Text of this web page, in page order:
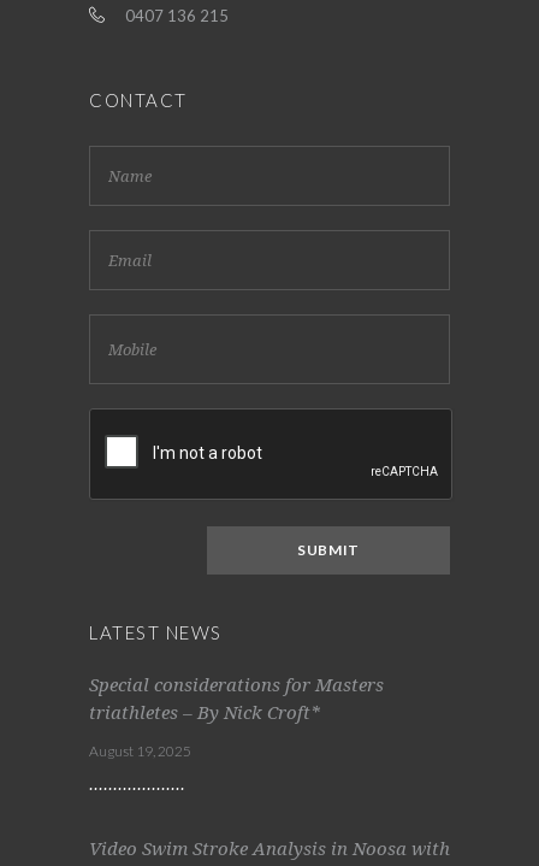
0407 136 215
CONTACT
LATEST NEWS
Special considerations for Masters
triathletes – By Nick Croft*
August 19, 2025
Video Swim Stroke Analysis in Noosa with